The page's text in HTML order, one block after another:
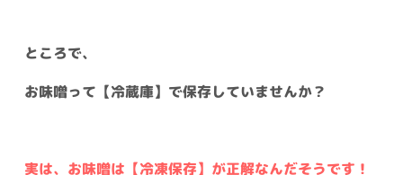
ところで、
お味噌って【冷蔵庫】で保存していませんか？
実は、お味噌は【冷凍保存】が正解なんだそうです！